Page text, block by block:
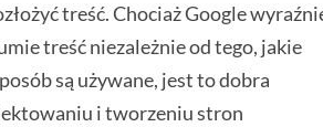
treść. Chociaż Google
treść niezależnie od tego, jakie
są używane, jest to dobra
i tworzeniu stron